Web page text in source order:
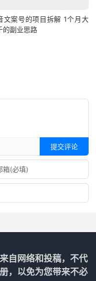
文案号的项目拆解 1个月大
的副业思路
提交评论
自网络和投稿，不代
，以免为您带来不必